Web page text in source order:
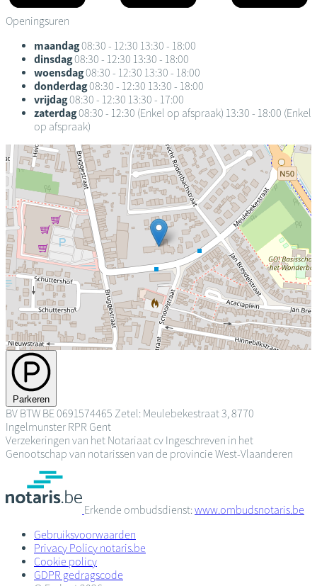
Openingsuren
maandag08:30 - 12:30 13:30 - 18:00
dinsdag08:30 - 12:30 13:30 - 18:00
woensdag08:30 - 12:30 13:30 - 18:00
donderdag08:30 - 12:30 13:30 - 18:00
vrijdag08:30 - 12:30 13:30 - 17:00
zaterdag08:30 - 12:30 (Enkel op afspraak) 13:30 - 18:00 (Enkel
op afspraak)
Parkeren
BV BTW BE 0691574465 Zetel: Meulebekestraat 3, 8770
Ingelmunster RPR Gent
Verzekeringen van het Notariaat cv Ingeschreven in het
Genootschap van notarissen van de provincie West-Vlaanderen
Erkende ombudsdienst:www.ombudsnotaris.be
Gebruiksvoorwaarden
Privacy Policy notaris.be
Cookie policy
GDPR gedragscode